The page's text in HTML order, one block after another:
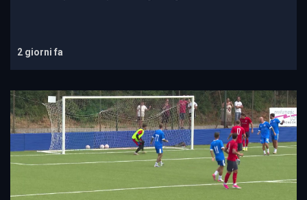
2 giorni fa